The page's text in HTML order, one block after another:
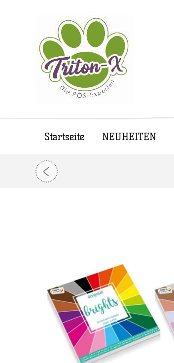
Startseite NEUHEITEN